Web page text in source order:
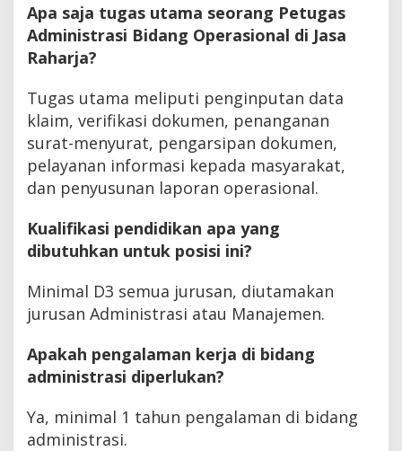
Apa saja tugas utama seorang Petugas
Administrasi Bidang Operasional di Jasa
Raharja?
Tugas utama meliputi penginputan data
klaim, verifikasi dokumen, penanganan
surat-menyurat, pengarsipan dokumen,
pelayanan informasi kepada masyarakat,
dan penyusunan laporan operasional.
Kualifikasi pendidikan apa yang
dibutuhkan untuk posisi ini?
Minimal D3 semua jurusan, diutamakan
jurusan Administrasi atau Manajemen.
Apakah pengalaman kerja di bidang
administrasi diperlukan?
Ya, minimal 1 tahun pengalaman di bidang
administrasi.